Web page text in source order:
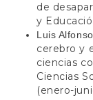
de
y
Luis
cerebro y
ciencias
Ciencias
(enero-